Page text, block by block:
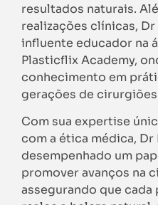
resultados naturais.
realizações clínicas,
influente educador na
Plasticflix Academy,
conhecimento em
gerações de
Com sua expertise
com a ética médica,
desempenhado um
promover avanços na
assegurando que